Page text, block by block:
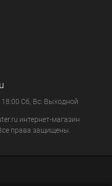
Сб, Вс: Выходной
интернет-магазин
права защищены.